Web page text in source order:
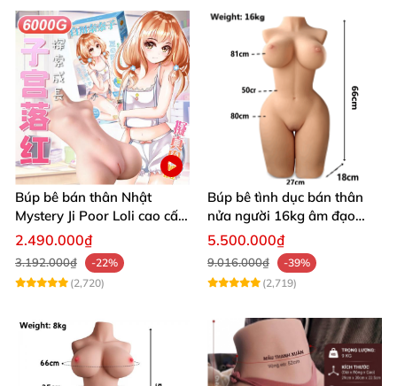
Búp bê bán thân Nhật
Mystery Ji Poor Loli cao cấp
6kg
2.490.000₫
3.192.000₫
-22%
(2,720)
Búp bê tình dục bán thân
nửa người 16kg âm đạo
silicon khít hồng có khung
5.500.000₫
9.016.000₫
-39%
(2,719)